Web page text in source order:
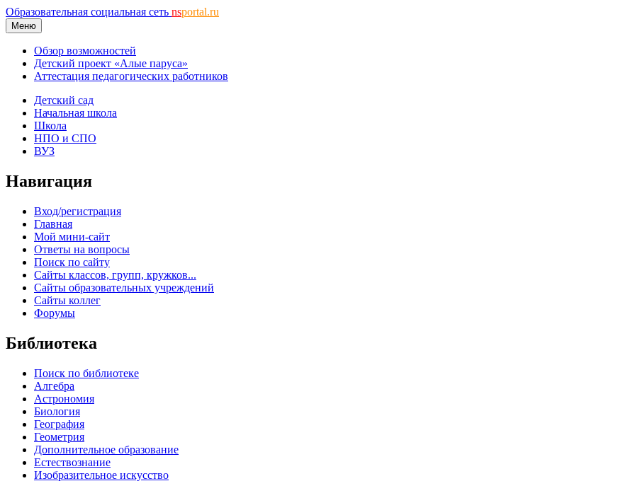
Образовательная социальная сеть nsportal.ru
Меню
Обзор возможностей
Детский проект «Алые паруса»
Аттестация педагогических работников
Детский сад
Начальная школа
Школа
НПО и СПО
ВУЗ
Навигация
Вход/регистрация
Главная
Мой мини-сайт
Ответы на вопросы
Поиск по сайту
Сайты классов, групп, кружков...
Сайты образовательных учреждений
Сайты коллег
Форумы
Библиотека
Поиск по библиотеке
Алгебра
Астрономия
Биология
География
Геометрия
Дополнительное образование
Естествознание
Изобразительное искусство